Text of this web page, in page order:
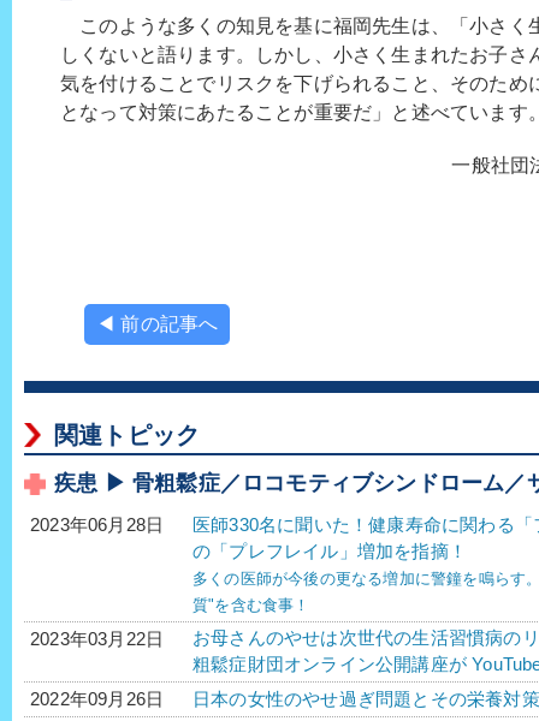
このような多くの知見を基に福岡先生は、「小さく
しくないと語ります。しかし、小さく生まれたお子さ
気を付けることでリスクを下げられること、そのため
となって対策にあたることが重要だ」と述べています
一般社団
◀ 前の記事へ
関連トピック
疾患 ▶ 骨粗鬆症／ロコモティブシンドローム／
2023年06月28日
医師330名に聞いた！健康寿命に関わる
の「プレフレイル」増加を指摘！
多くの医師が今後の更なる増加に警鐘を鳴らす
質"を含む食事！
2023年03月22日
お母さんのやせは次世代の生活習慣病の
粗鬆症財団オンライン公開講座が
2022年09月26日
日本の女性のやせ過ぎ問題とその栄養対